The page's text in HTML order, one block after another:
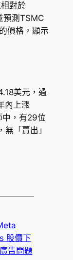
對於
預測TSMC
價格，顯示
美元，過
內上漲
中，有29位
「賣出」
股價下
告問題